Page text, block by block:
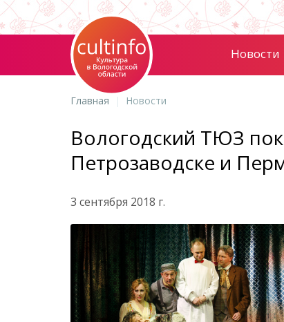
Новости
Главная Новости
Вологодский ТЮЗ
Петрозаводске и
3 сентября 2018 г.